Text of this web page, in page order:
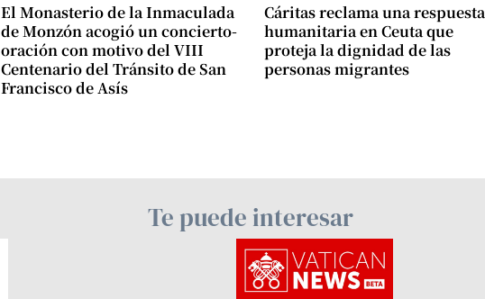
El Monasterio de la Inmaculada
de Monzón acogió un concierto-
oración con motivo del VIII
Centenario del Tránsito de San
Francisco de Asís
Cáritas reclama una respuesta
humanitaria en Ceuta que
proteja la dignidad de las
personas migrantes
Te puede interesar